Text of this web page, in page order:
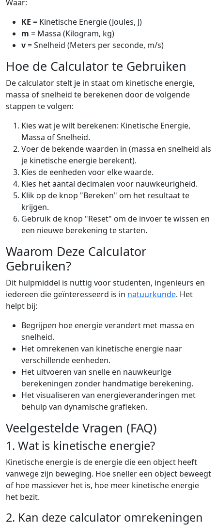
Waar:
KE = Kinetische Energie (Joules, J)
m = Massa (Kilogram, kg)
v= Snelheid (Meters per seconde, m/s)
Hoe de Calculator te Gebruiken
De calculator stelt je in staat om kinetische energie,
massa of snelheid te berekenen door de volgende
stappen te volgen:
Kies wat je wilt berekenen: Kinetische Energie,
Massa of Snelheid.
Voer de bekende waarden in (massa en snelheid als
je kinetische energie berekent).
Kies de eenheden voor elke waarde.
Kies het aantal decimalen voor nauwkeurigheid.
Klik op de knop "Bereken" om het resultaat te
krijgen.
Gebruik de knop "Reset" om de invoer te wissen en
een nieuwe berekening te starten.
Waarom Deze Calculator
Gebruiken?
Dit hulpmiddel is nuttig voor studenten, ingenieurs en
iedereen die geïnteresseerd is in natuurkunde. Het
helpt bij:
Begrijpen hoe energie verandert met massa en
snelheid.
Het omrekenen van kinetische energie naar
verschillende eenheden.
Het uitvoeren van snelle en nauwkeurige
berekeningen zonder handmatige berekening.
Het visualiseren van energieveranderingen met
behulp van dynamische grafieken.
Veelgestelde Vragen (FAQ)
1. Wat is kinetische energie?
Kinetische energie is de energie die een object heeft
vanwege zijn beweging. Hoe sneller een object beweegt
of hoe massiever het is, hoe meer kinetische energie
het bezit.
2. Kan deze calculator omrekeningen